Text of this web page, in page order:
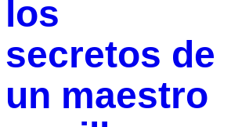
los
secretos de
un maestro